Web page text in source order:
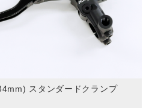
スタンダードクランプ